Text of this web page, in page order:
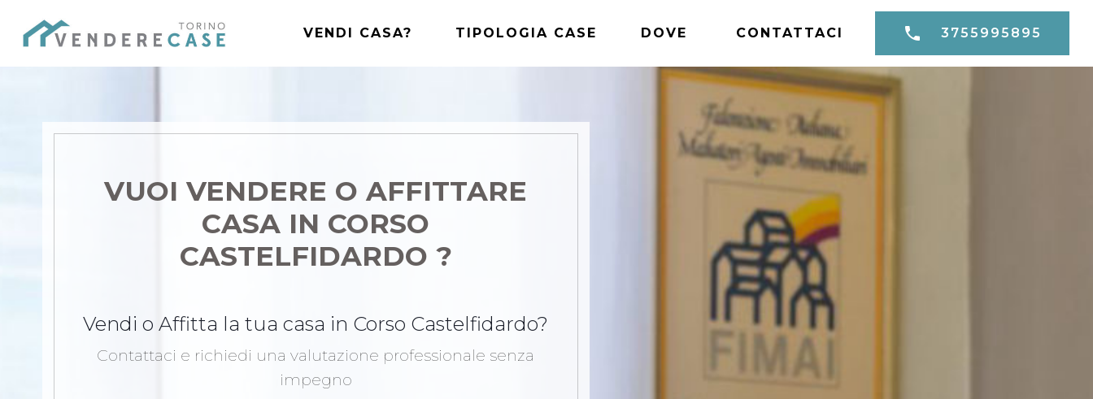
VENDI CASA? TIPOLOGIA CASE DOVE CONTATTACI 3755995895
VUOI VENDERE O AFFITTARE
CASA IN CORSO
CASTELFIDARDO ?
Vendi o Affitta la tua casa in Corso Castelfidardo?
Contattaci e richiedi una valutazione professionale senza
impegno